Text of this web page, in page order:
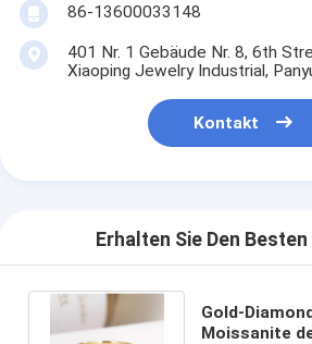
86-13600033148
401 Nr. 1 Gebäude Nr. 8, 6th
Xiaoping Jewelry Industrial,
Kontakt
Erhalten Sie Den
Gold-
Moissanite